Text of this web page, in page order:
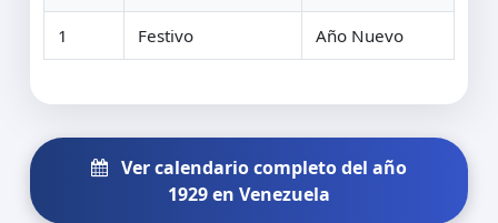
1 Festivo Año Nuevo
Ver calendario completo del año
1929 en Venezuela